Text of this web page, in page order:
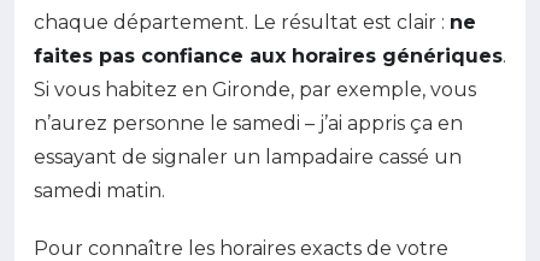
chaque département. Le résultat est clair : ne
faites pas confiance aux horaires génériques.
Si vous habitez en Gironde, par exemple, vous
n’aurez personne le samedi – j’ai appris ça en
essayant de signaler un lampadaire cassé un
samedi matin.
Pour connaître les horaires exacts de votre